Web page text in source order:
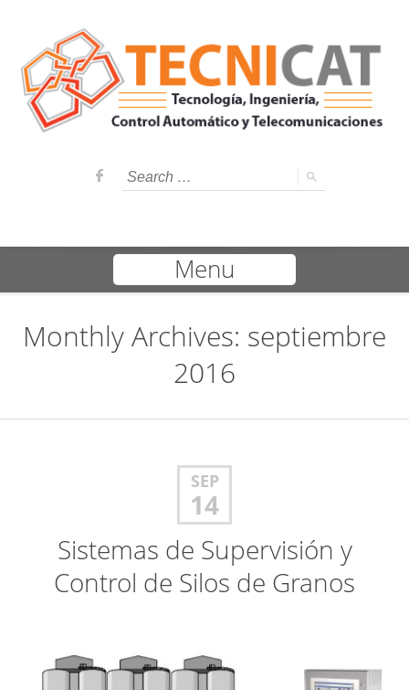
Menu
Monthly Archives: septiembre
2016
SEP
14
Sistemas de Supervisión y
Control de Silos de Granos